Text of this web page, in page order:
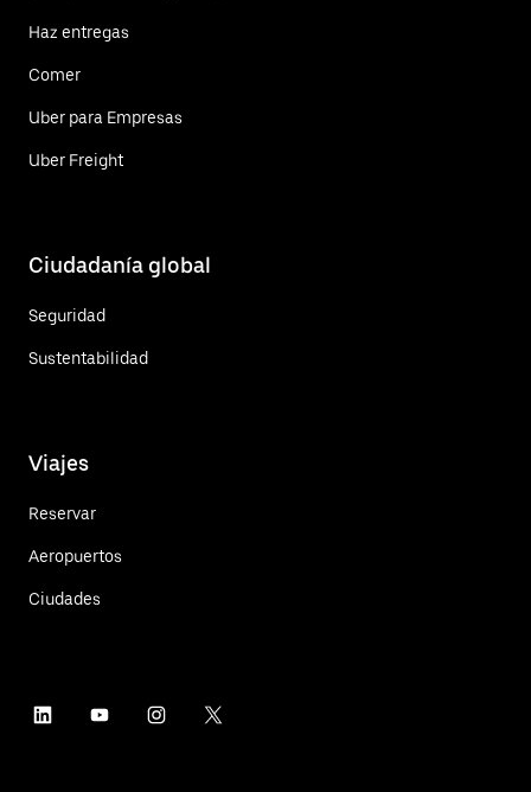
Haz entregas
Comer
Uber para Empresas
Uber Freight
Ciudadanía global
Seguridad
Sustentabilidad
Viajes
Reservar
Aeropuertos
Ciudades